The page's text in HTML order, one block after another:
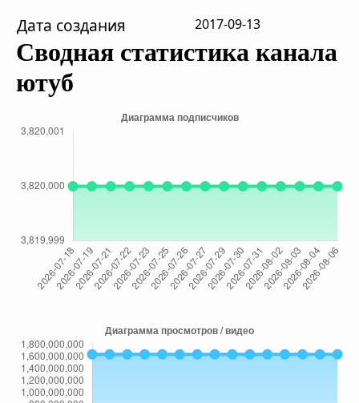
Дата создания 2017-09-13
Сводная статистика канала
ютуб